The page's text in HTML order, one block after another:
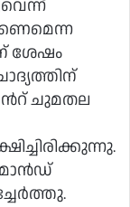
ശേഷം
ചുമതല